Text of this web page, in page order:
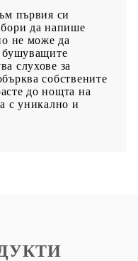
първия си
да напише
не може да
бушуващите
слухове за
собствените
до нощта на
с уникално и